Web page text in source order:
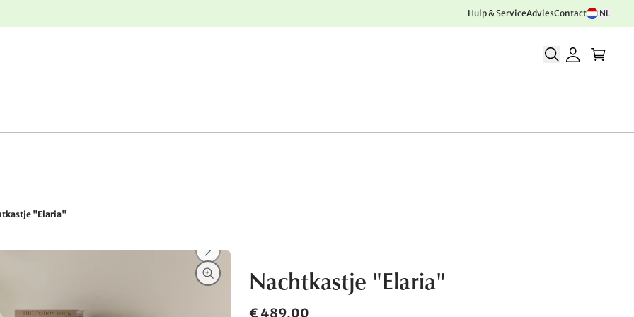
Hulp & ServiceAdviesContact NL
"Elaria"
Nachtkastje "Elaria"
€ 489,00